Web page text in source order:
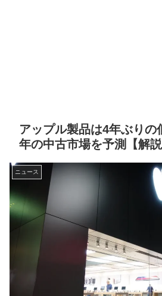
アップル製品は4年ぶりの
年の中古市場を予測【解説
ニュース